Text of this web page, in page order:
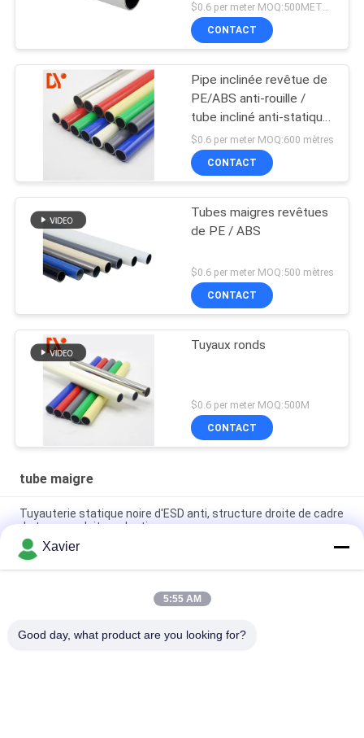
$0.6 per meter MOQ:500METERS
CONTACT
Pipe inclinée revêtue de
PE/ABS anti-rouille /
tube incliné anti-statique
pour support de débit
$0.6 per meter MOQ:600 mètres
CONTACT
Tubes maigres revêtues
de PE / ABS
$0.6 per meter MOQ:500 mètres
CONTACT
Tuyaux ronds
$0.6 per meter MOQ:500M
CONTACT
tube maigre
Tuyauterie statique noire d'ESD anti, structure droite de cadre
de tuyau enduit en plastique
Diamètre enduit en plastique de la preuve 28mm de rouille de
tuyau d'ESD pour la structure flexible
Tuyau d'acier enduit de pe maigre de la reliure Od28mm pour
Xavier
5:55 AM
Good day, what product are you looking for?